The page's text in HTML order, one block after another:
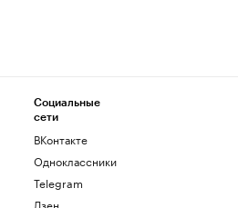
Социальные
сети
ВКонтакте
Одноклассники
Telegram
Дзен